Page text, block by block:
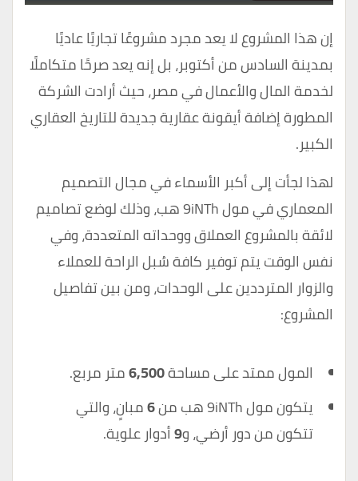
إن هذا المشروع لا يعد مجرد مشروعًا تجاريًا عاديًا
بمدينة السادس من أكتوبر، بل إنه يعد صرحًا متكاملًا
لخدمة المال والأعمال في مصر، حيث أرادت الشركة
المطورة إضافة أيقونة عقارية جديدة للتاريخ العقاري
الكبير.
لهذا لجأت إلى أكبر الأسماء في مجال التصميم
المعماري في مول 9iNTh هب، وذلك لوضع تصاميم
لائقة بالمشروع العملاق ووحداته المتعددة، وفي
نفس الوقت يتم توفير كافة سُبل الراحة للعملاء
والزوار المترددين على الوحدات، ومن بين تفاصيل
المشروع:
المول ممتد على مساحة6,500متر مربع.
يتكون مول 9iNTh هب من
6مبانٍ، والتي
تتكون من دور أرضي، و9أدوار علوية.